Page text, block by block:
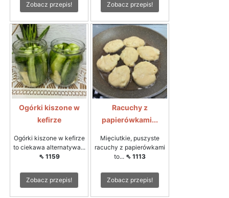
Zobacz przepis!
Zobacz przepis!
Ogórki kiszone w
kefirze
Ogórki kiszone w kefirze
to ciekawa alternatywa...
⇖ 1159
Zobacz przepis!
Racuchy z
papierówkami...
Mięciutkie, puszyste
racuchy z papierówkami
to... ⇖ 1113
Zobacz przepis!